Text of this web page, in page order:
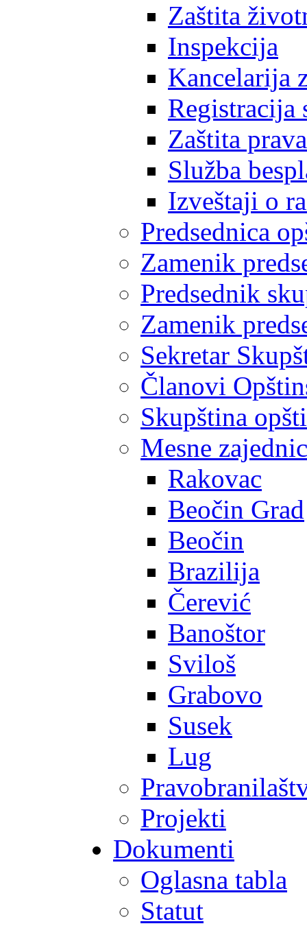
Zaštita
Inspekcija
Kancelarija
Registracija
Zaštita
Služba
Izveštaji o
Predsednica
Zamenik
Predsednik
Zamenik
Sekretar
Članovi
Skupština
Mesne
Rakovac
Beočin Grad
Beočin
Brazilija
Čerević
Banoštor
Sviloš
Grabovo
Susek
Lug
Projekti
Dokumenti
Oglasna tabla
Statut